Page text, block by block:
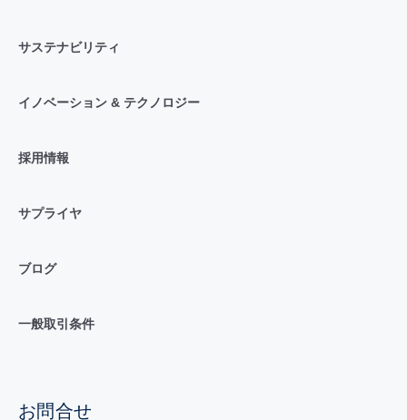
サステナビリティ
イノベーション & テクノロジー
採用情報
サプライヤ
ブログ
一般取引条件
お問合せ